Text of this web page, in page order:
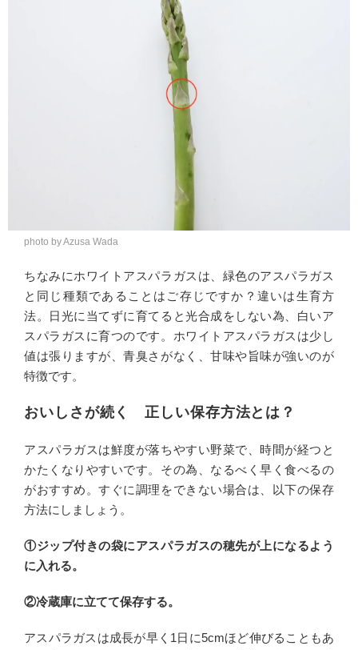
photo by Azusa Wada
ちなみにホワイトアスパラガスは、緑色のアスパラガス
と同じ種類であることはご存じですか？違いは生育方
法。日光に当てずに育てると光合成をしない為、白いア
スパラガスに育つのです。ホワイトアスパラガスは少し
値は張りますが、青臭さがなく、甘味や旨味が強いのが
特徴です。
おいしさが続く 正しい保存方法とは？
アスパラガスは鮮度が落ちやすい野菜で、時間が経つと
かたくなりやすいです。その為、なるべく早く食べるの
がおすすめ。すぐに調理をできない場合は、以下の保存
方法にしましょう。
①ジップ付きの袋にアスパラガスの穂先が上になるよう
に入れる。
②冷蔵庫に立てて保存する。
アスパラガスは成長が早く1日に5cmほど伸びることもあ